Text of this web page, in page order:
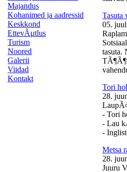
Majandus
Kohanimed ja aadressid
Keskkond
EttevÃµtlus
Turism
Noored
Galerii
Viidad
Kontakt
Tasuta
05.
tasuta.
Tori
28.
- Tori
- Lau
-
Metsa
28.
Juuru